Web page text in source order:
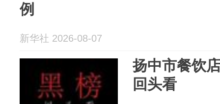
例
新华社 2026-08-07
扬中市餐饮
回头看